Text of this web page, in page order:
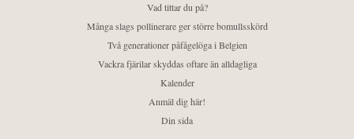
Vad tittar du på?
Många slags pollinerare ger större bomullsskörd
Två generationer påfågelöga i Belgien
Vackra fjärilar skyddas oftare än alldagliga
Kalender
Anmäl dig här!
Din sida